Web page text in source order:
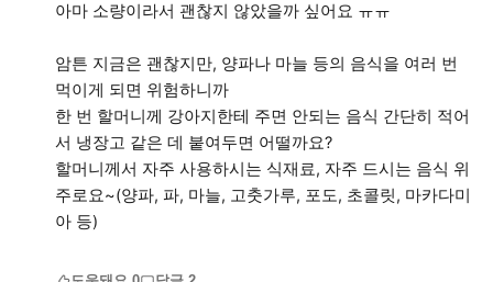
아마 소량이라서 괜찮지 않았을까 싶어요 ㅠㅠ
암튼 지금은 괜찮지만, 양파나 마늘 등의 음식을 여러 번
먹이게 되면 위험하니까
한 번 할머니께 강아지한테 주면 안되는 음식 간단히 적어
서 냉장고 같은 데 붙여두면 어떨까요?
할머니께서 자주 사용하시는 식재료, 자주 드시는 음식 위
주로요~(양파, 파, 마늘, 고춧가루, 포도, 초콜릿, 마카다미
아 등)